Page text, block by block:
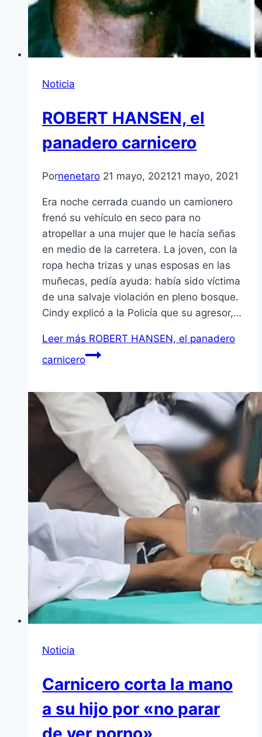
Noticia
ROBERT HANSEN, el
panadero carnicero
Pornenetaro 21 mayo, 202121 mayo, 2021
Era noche cerrada cuando un camionero
frenó su vehículo en seco para no
atropellar a una mujer que le hacía señas
en medio de la carretera. La joven, con la
ropa hecha trizas y unas esposas en las
muñecas, pedía ayuda: había sido víctima
de una salvaje violación en pleno bosque.
Cindy explicó a la Policía que su agresor,…
Leer más ROBERT HANSEN, el panadero
carnicero
Noticia
Carnicero corta la mano
a su hijo por «no parar